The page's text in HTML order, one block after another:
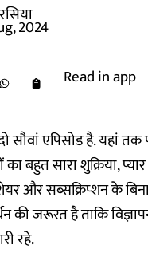
2024
Read in app
सौवां एपिसोड है. यहां
बहुत सारा शुक्रिया,
और सब्सक्रिप्शन के
जरूरत है ताकि
रहे.